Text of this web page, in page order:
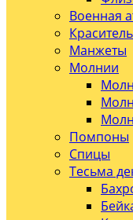
Военная
Манжеты
Молнии
Помпоны
Спицы
Тесьма